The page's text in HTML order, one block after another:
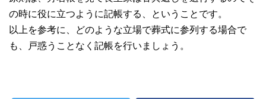
の時に役に立つように記帳する、ということです。
以上を参考に、どのような立場で葬式に参列する場合で
も、戸惑うことなく記帳を行いましょう。